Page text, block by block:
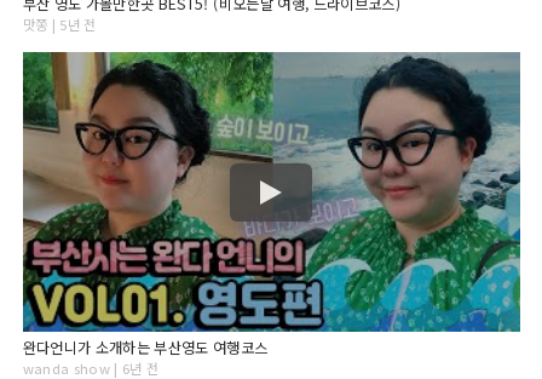
맛쫑 | 5년 전
완다언니가 소개하는 부산영도 여행코스
wanda show | 6년 전